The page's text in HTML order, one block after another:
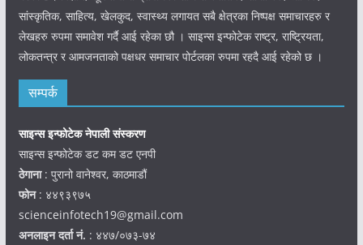
सांस्कृतिक, साहित्य, खेलकुद, स्वास्थ्य लगायत सबै क्षेत्रका निष्पक्ष समाचारहरु र
लेखहरु रुपमा समावेश गर्दै आई रहेका छौ । साइन्स इन्फोटेक राष्ट्र, राष्ट्रियता,
लोकतन्त्र र आमजनताको पक्षधर समाचार पोर्टलका रुपमा रहदै आई रहेको छ ।
सम्पर्क
साइन्स इन्फोटेक नेपाली संस्करण
साइन्स इन्फोटेक डट कम डट एनपी
ठेगाना: पुरानो वानेश्वर, काठमाडौं
फोन: ४४९३९७५
scienceinfotech19@gmail.com
अनलाइन दर्ता नं. : ४४७/०७३-७४